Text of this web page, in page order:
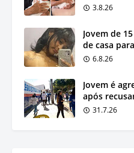
3.8.26
Jovem de
de casa
6.8.26
Jovem é
após
31.7.26